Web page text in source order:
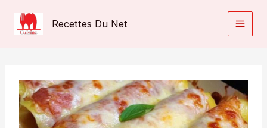
contenu
Recettes Du Net